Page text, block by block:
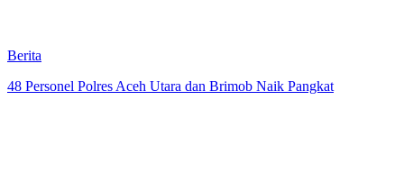
Berita
48 Personel Polres Aceh Utara dan Brimob Naik Pangkat